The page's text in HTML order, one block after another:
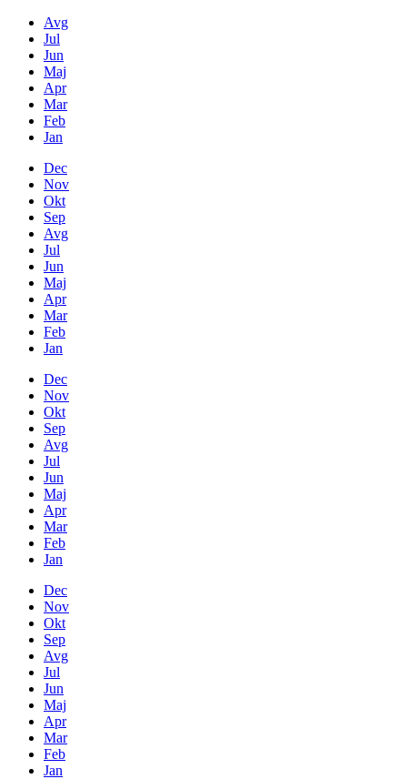
Avg
Jul
Jun
Maj
Apr
Mar
Feb
Jan
Dec
Nov
Okt
Sep
Avg
Jul
Jun
Maj
Apr
Mar
Feb
Jan
Dec
Nov
Okt
Sep
Avg
Jul
Jun
Maj
Apr
Mar
Feb
Jan
Dec
Nov
Okt
Sep
Avg
Jul
Jun
Maj
Apr
Mar
Feb
Jan